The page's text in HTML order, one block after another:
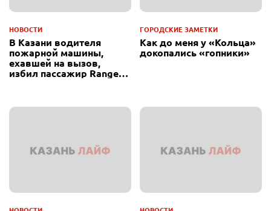
НОВОСТИ
В Казани водителя
пожарной машины,
ехавшей на вызов,
избил пассажир Range
ГОРОДСКИЕ ЗАМЕТКИ
Как до меня у «Кольца»
докопались «гопники»